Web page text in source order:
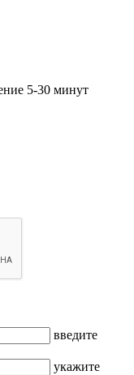
5-30 минут
введите
укажите